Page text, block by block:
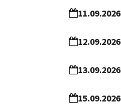
11.09.2026
12.09.2026
13.09.2026
15.09.2026